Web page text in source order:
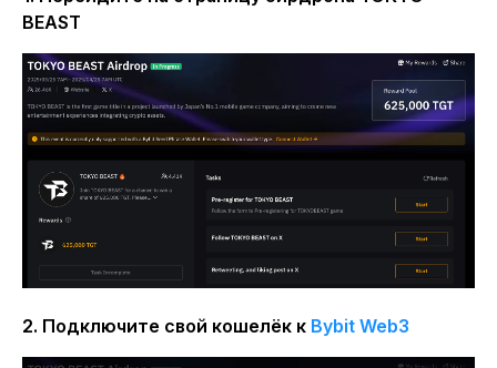
BEAST
2. Подключите свой кошелёк к Bybit Web3